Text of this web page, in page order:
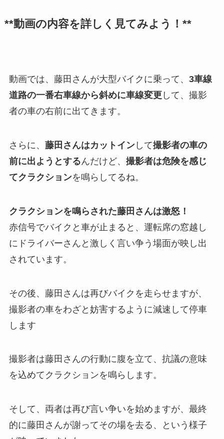
**動画の内容を詳しく見てみよう！**
動画では、藤田さんが大型バイクに乗って、 3車線
道路の一番右車線から斜めに車線変更して、撮影
者の車の右前に出てきます。
さらに、 藤田さんはカットインして撮影者の車の
前に出ようとするんだけど、 撮影者は危険を感じ
てクラクションを鳴らしてるね。
クラクションを鳴らされた藤田さんは激怒！
赤信号でバイクと車が止まると、運転席の窓越し
にドライバーさんと激しく言い争う場面が映し出
されています。
その後、藤田さんは再びバイクを走らせますが、
撮影者の車をわざと妨害するように減速して停車
します
撮影者は藤田さんの行動に腹を立て、抗議の意味
を込めてクラクションを鳴らします。
そして、両者は再び言い争いを始めますが、最終
的に藤田さんが謝ってその場を去る、という様子